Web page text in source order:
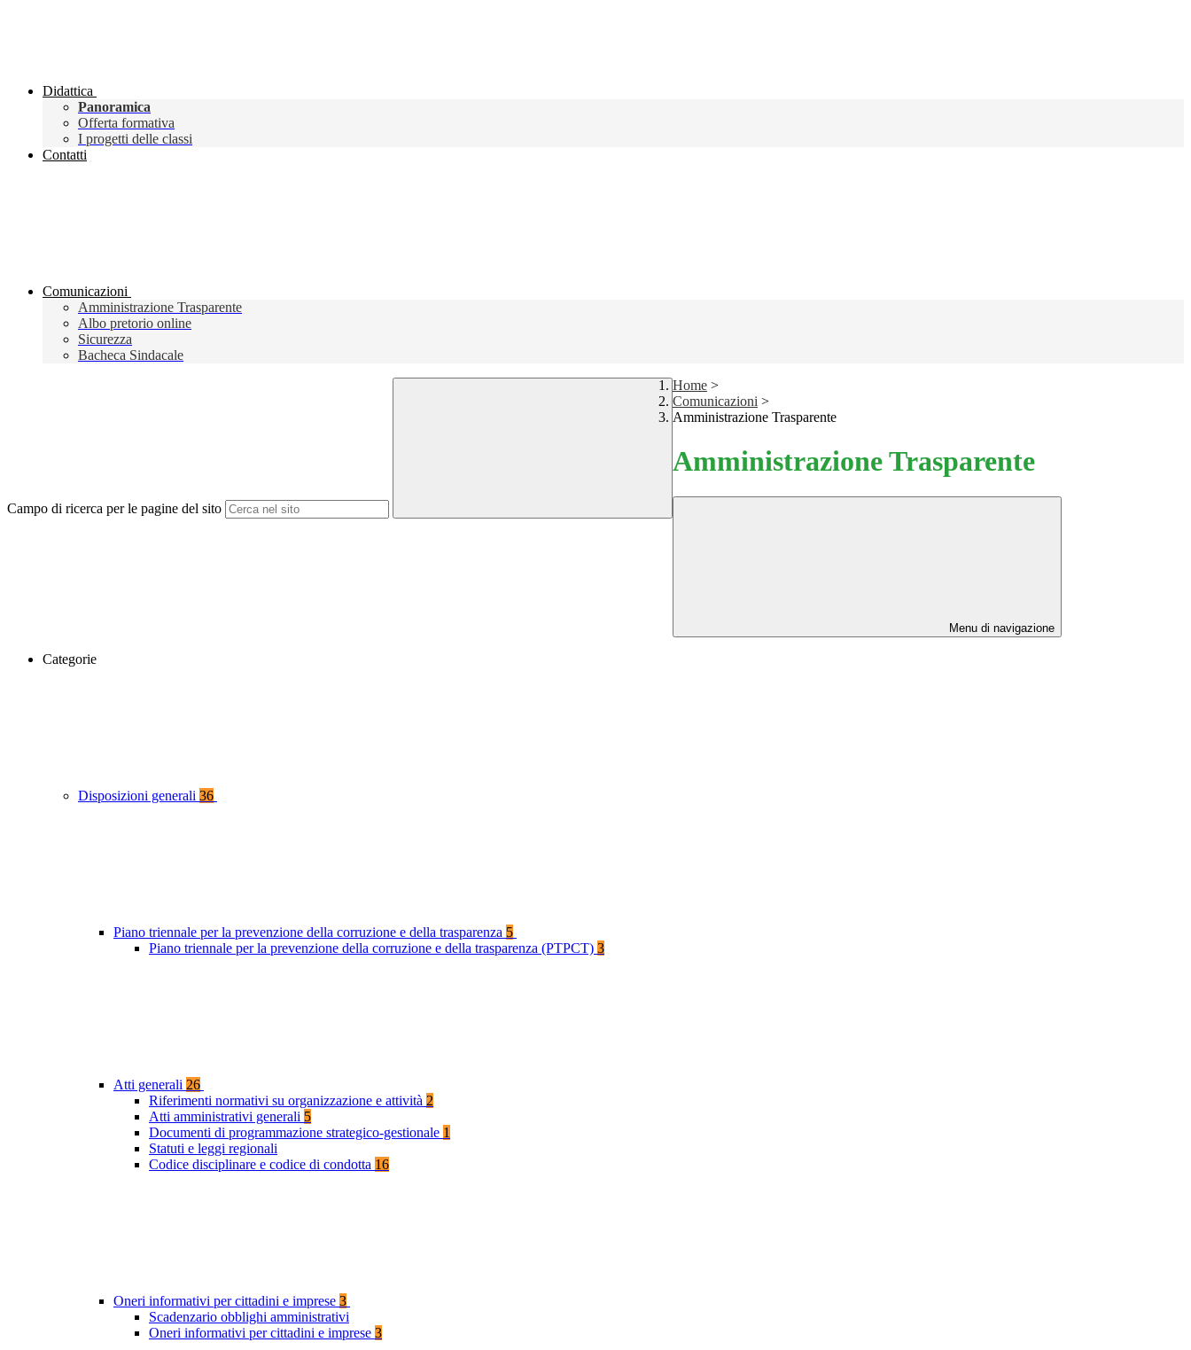
Didattica
Panoramica
Offerta formativa
I progetti delle classi
Contatti
Comunicazioni
Amministrazione Trasparente
Albo pretorio online
Sicurezza
Bacheca Sindacale
Campo di ricerca per le pagine del sito
Home >
Comunicazioni >
Amministrazione Trasparente
Amministrazione Trasparente
Menu di navigazione
Categorie
Disposizioni generali 36
Piano triennale per la prevenzione della corruzione e della trasparenza 5
Piano triennale per la prevenzione della corruzione e della trasparenza (PTPCT) 3
Atti generali 26
Riferimenti normativi su organizzazione e attività 2
Atti amministrativi generali 5
Documenti di programmazione strategico-gestionale 1
Statuti e leggi regionali
Codice disciplinare e codice di condotta 16
Oneri informativi per cittadini e imprese 3
Scadenzario obblighi amministrativi
Oneri informativi per cittadini e imprese 3